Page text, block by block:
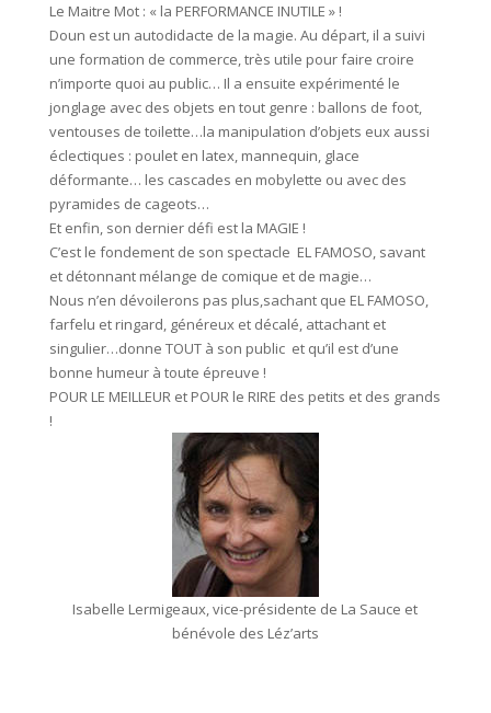
Le Maitre Mot : « la PERFORMANCE INUTILE » !
Doun est un autodidacte de la magie. Au départ, il a suivi
une formation de commerce, très utile pour faire croire
n’importe quoi au public… Il a ensuite expérimenté le
jonglage avec des objets en tout genre : ballons de foot,
ventouses de toilette…la manipulation d’objets eux aussi
éclectiques : poulet en latex, mannequin, glace
déformante… les cascades en mobylette ou avec des
pyramides de cageots…
Et enfin, son dernier défi est la MAGIE !
C’est le fondement de son spectacle EL FAMOSO, savant
et détonnant mélange de comique et de magie…
Nous n’en dévoilerons pas plus,sachant que EL FAMOSO,
farfelu et ringard, généreux et décalé, attachant et
singulier…donne TOUT à son public et qu’il est d’une
bonne humeur à toute épreuve !
POUR LE MEILLEUR et POUR le RIRE des petits et des grands
!
Isabelle Lermigeaux, vice-présidente de La Sauce et
bénévole des Léz’arts